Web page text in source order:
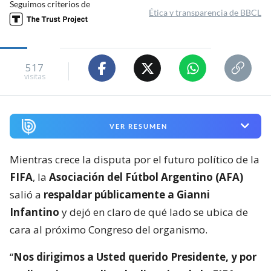
Seguimos criterios de
Ética y transparencia de BBCL
517
visitas
VER RESUMEN
Mientras crece la disputa por el futuro político de la
FIFA, la Asociación del Fútbol Argentino (AFA)
salió a respaldar públicamente a Gianni
Infantino y dejó en claro de qué lado se ubica de
cara al próximo Congreso del organismo.
“Nos dirigimos a Usted querido Presidente, y por